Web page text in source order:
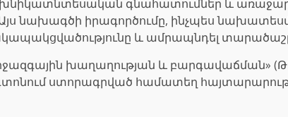
գնահատումներ և
նախագծի իրագործումը, ինչպես
և ամրապնդել
խաղաղության և բարգավաճման»
ստորագրված համատեղ